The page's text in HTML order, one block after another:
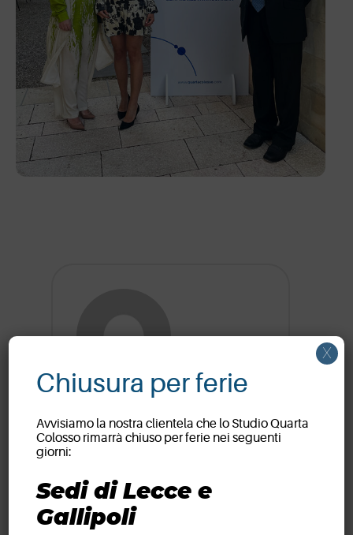
Studio Quarta
Colosso
Previous
Chiusura per ferie
Avvisiamo la nostra clientela che lo Studio Quarta
Colosso rimarrà chiuso per ferie nei seguenti
giorni:
Sedi di Lecce e
Gallipoli
X